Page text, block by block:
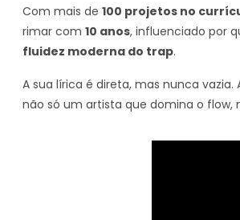
Com mais de 100 projetos no
rimar com 10 anos, influenciado por
fluidez moderna do trap.
A sua lírica é direta, mas nunca vazia.
não só um artista que domina o flow,